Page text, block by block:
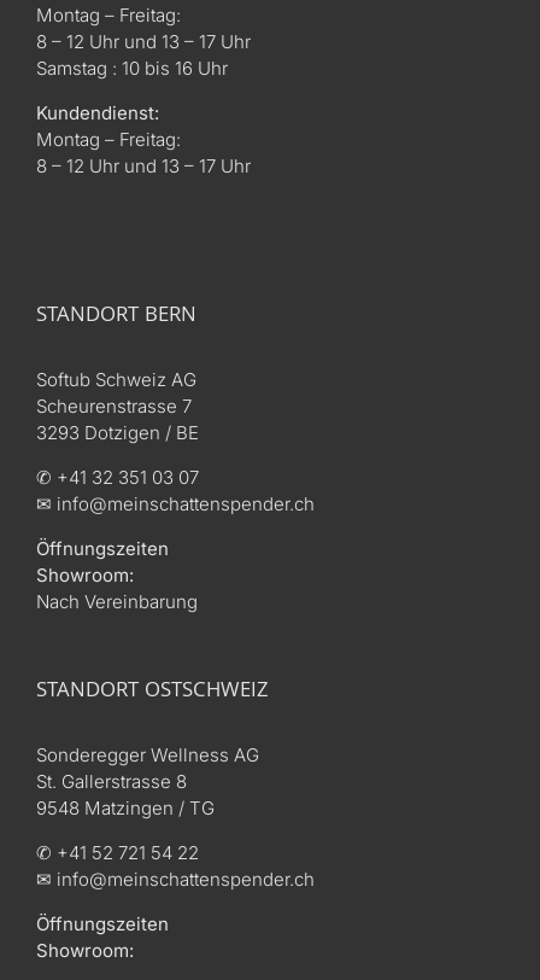
Montag – Freitag:
8 – 12 Uhr und 13 – 17 Uhr
Samstag : 10 bis 16 Uhr
Kundendienst:
Montag – Freitag:
8 – 12 Uhr und 13 – 17 Uhr
STANDORT BERN
Softub Schweiz AG
Scheurenstrasse 7
3293 Dotzigen / BE
✆ +41 32 351 03 07
✉ info@meinschattenspender.ch
Öffnungszeiten
Showroom:
Nach Vereinbarung
STANDORT OSTSCHWEIZ
Sonderegger Wellness AG
St. Gallerstrasse 8
9548 Matzingen / TG
✆ +41 52 721 54 22
✉ info@meinschattenspender.ch
Öffnungszeiten
Showroom: